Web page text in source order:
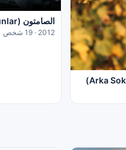
الصامتون (Suskunlar)
2012 · 19 شخص